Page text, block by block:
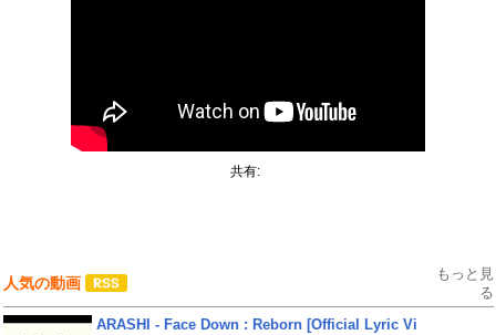
共有:
人気の動画
もっと見
る
ARASHI - Face Down : Reborn [Official Lyric Vi